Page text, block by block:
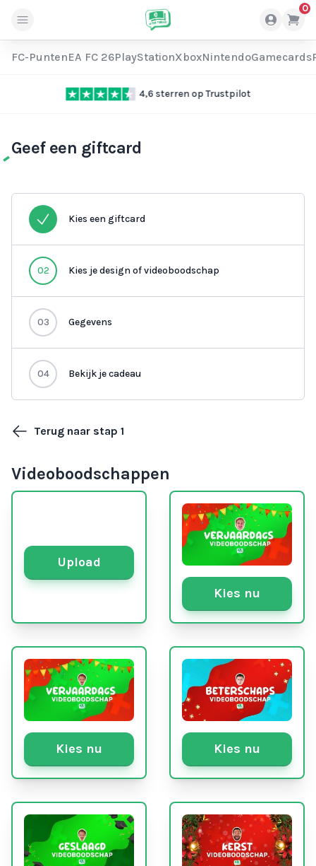
0
FC-PuntenEA FC 26PlayStationXboxNintendoGamecards
4,6 sterren op Trustpilot
Geef een giftcard
Kies een giftcard
02 Kies je design of videoboodschap
03 Gegevens
04 Bekijk je cadeau
Terug naar stap 1
Videoboodschappen
Upload
Kies nu
Kies nu Kies nu